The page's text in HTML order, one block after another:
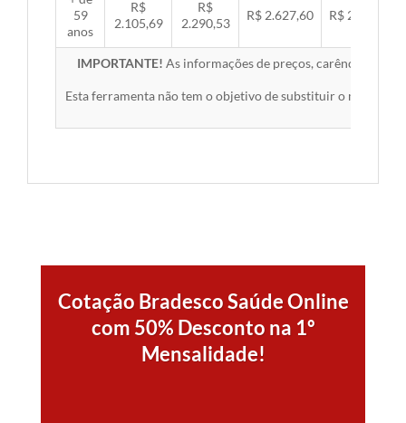
59
anos
R$
2.105,69
R$
2.290,53
R$ 2.627,60 R$ 2.707,76
IMPORTANTE! As informações de preços, carências,
Esta ferramenta não tem o objetivo de substituir o material
Cotação Bradesco Saúde Online
com 50% Desconto na 1º
Mensalidade!